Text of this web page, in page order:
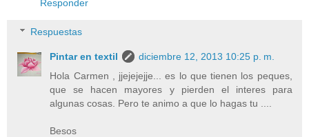
Responder
Respuestas
Pintar en textil
diciembre 12, 2013 10:25 p. m.
Hola Carmen , jjejejejje... es lo que tienen los peques,
que se hacen mayores y pierden el interes para
algunas cosas. Pero te animo a que lo hagas tu ....
Besos